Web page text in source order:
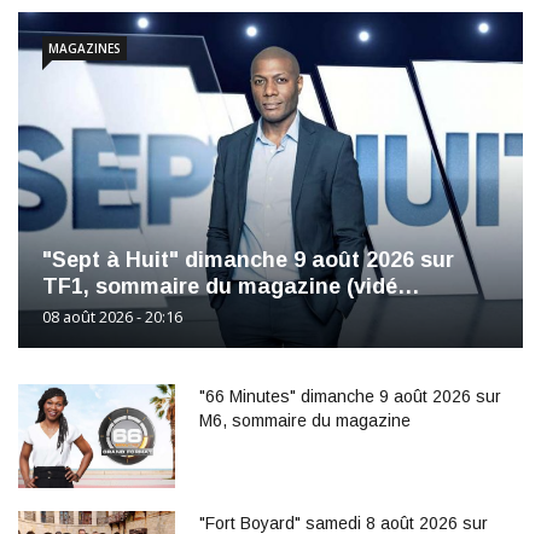
"Sept à Huit" dimanche 9 août 2026 sur
TF1, sommaire du magazine (vidé…
08 août 2026 - 20:16
MAGAZINES
"66 Minutes" dimanche 9 août 2026 sur
M6, sommaire du magazine
"Fort Boyard" samedi 8 août 2026 sur